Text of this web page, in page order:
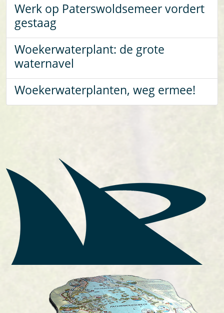
Werk op Paterswoldsemeer vordert
gestaag
Woekerwaterplant: de grote
waternavel
Woekerwaterplanten, weg ermee!